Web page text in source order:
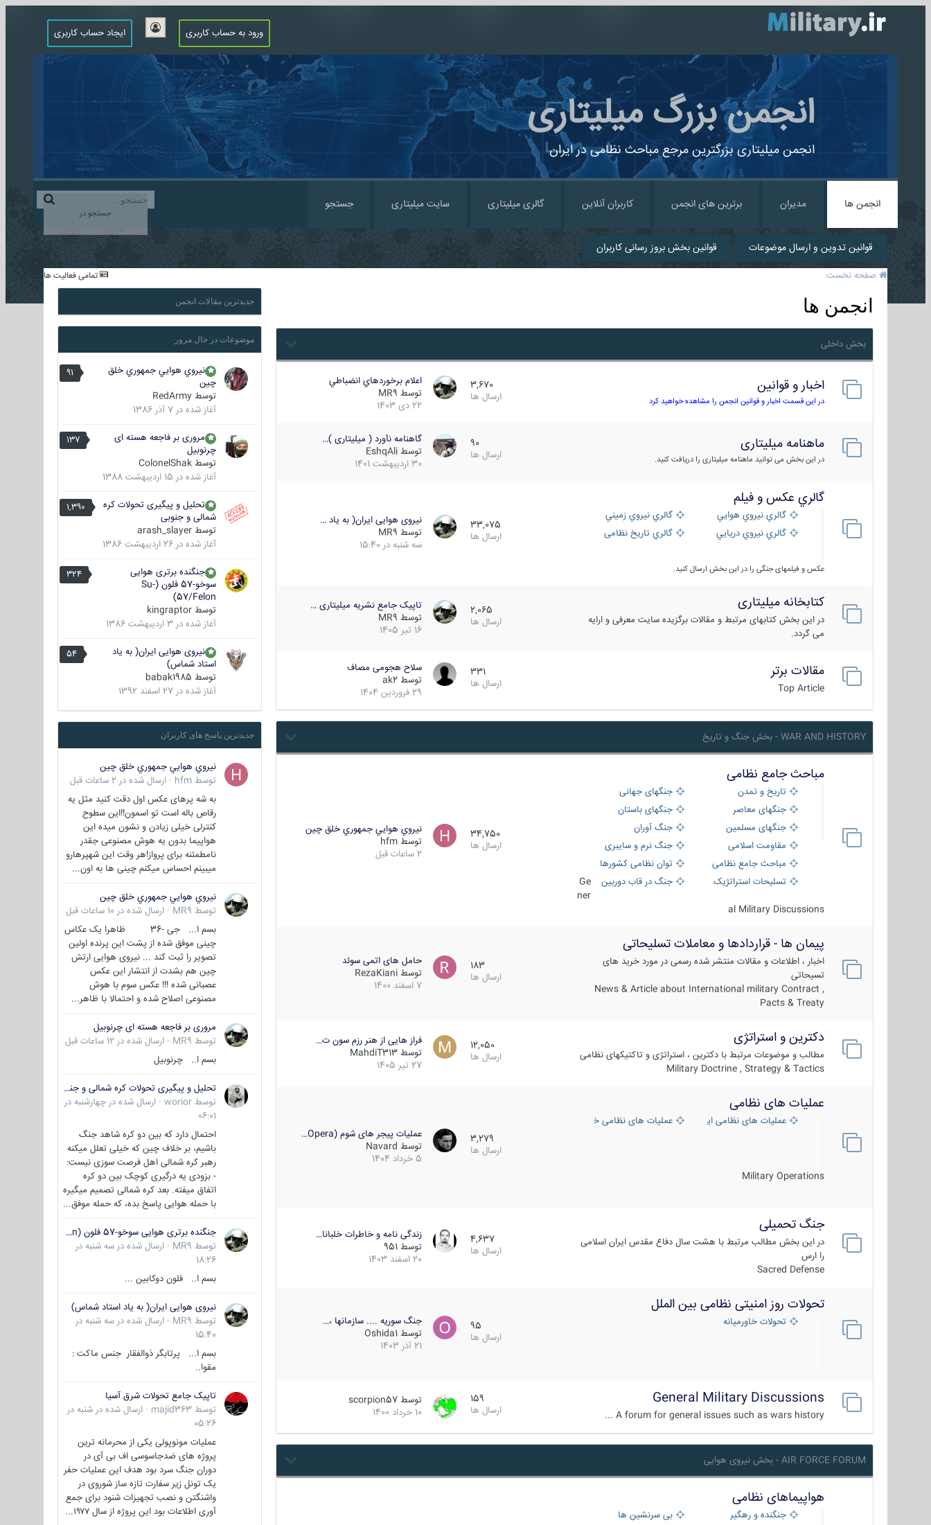
ورود به حساب کاربری ایجاد حساب کاربری
انجمن بزرگ میلیتاری
انجمن میلیتاری بزرگترین مرجع مباحث نظامی در ایران
جستجو در
انجمن ها مدیران برترین های انجمن کاربران آنلاین گالری میلیتاری سایت میلیتاری جستجو
قوانین تدوین و ارسال موضوعات قوانین بخش بروز رسانی کاربران
تمامی فعالیت ها صفحه نخست
انجمن ها
بخش داخلی
اخبار و قوانین
در این قسمت اخبار و قوانین انجمن را مشاهده خواهید کرد
3,670
ارسال ها
اعلام برخوردهاي انضباطي
توسط MR9
22 دی 1403
ماهنامه میلیتاری
در این بخش می توانید ماهنامه میلیتاری را دریافت کنید.
90
ارسال ها
گاهنامه نآورد ( میلیتاری )…
توسط EshqAli
30 اردیبهشت 1401
گالري عكس و فيلم
گالري نيروي هوايي
گالري نيروي زميني
گالري نيروي دريايي
گالري تاریخ نظامی
عکس و فیلمهای جنگی را در این بخش ارسال کنید.
33,075
ارسال ها
نیروی هوایی ایران( به یاد …
توسط MR9
سه شنبه در 15:40
کتابخانه میلیتاری
در این بخش کتابهای مرتبط و مقالات برگزیده سایت معرفی و ارایه
می گردد.
2,065
ارسال ها
تاپیک جامع نشریه میلیتاری …
توسط MR9
16 تیر 1405
مقالات برتر
Top Article
331
ارسال ها
سلاح هجومی مصاف
توسط ak2
29 فروردین 1404
WAR AND HISTORY - بخش جنگ و تاریخ
مباحث جامع نظامی
تاریخ و تمدن
جنگهای جهانی
جنگهای معاصر
جنگهای باستان
جنگهای مسلمین
جنگ آوران
مقاومت اسلامی
جنگ نرم و سایبری
مباحث جامع نظامی
توان نظامی کشورها
تسلیحات استراتژیک
جنگ در قاب دوربین
Ge
ner
al Military Discussions
34,750
ارسال ها
نيروي هوايي جمهوري خلق چين
توسط hfm
2 ساعات قبل
پیمان ها - قراردادها و معاملات تسلیحاتی
اخبار ، اطلاعات و مقالات منتشر شده رسمی در مورد خرید های
تسیحاتی
News & Article about International military Contract ,
Pacts & Treaty
183
ارسال ها
حامل های اتمی سوئد
توسط RezaKiani
7 اسفند 1400
دکترین و استراتژی
مطالب و موضوعات مرتبط با دکترین ، استراتژی و تاکتیکهای نظامی
Military Doctrine , Strategy & Tactics
12,050
ارسال ها
فراز هایی از هنر رزم سون ت…
توسط MahdiT313
27 تیر 1405
عملیات های نظامی
عملیات های نظامی ایران عملیات های نظامی خارجی
Military Operations
3,279
ارسال ها
عملیات پیجر های شوم (Opera…
توسط Navard
5 خرداد 1404
جنگ تحمیلی
در این بخش مطالب مرتبط با هشت سال دفاع مقدس ایران اسلامی
را ارس
Sacred Defense
4,637
ارسال ها
زندگی نامه و خاطرات خلبانا…
توسط 951
20 اسفند 1403
تحولات روز امنیتی نظامی بین الملل
تحولات خاورمیانه
95
ارسال ها
جنگ سوریه .... سازمانها ،…
توسط Oshida1
21 آذر 1403
General Military Discussions
A forum for general issues such as wars history ...
159
ارسال ها
توسط scorpion57
10 خرداد 1400
AIR FORCE FORUM - بخش نیروی هوایی
هواپیماهای نظامی
جنگنده و رهگیر
بی سرنشین ها
جدیدترین مقالات انجمن
موضوعات در حال مرور
91
نيروي هوايي جمهوري خلق
چين
توسط RedArmy
آغاز شده در 7 آذر 1386
137
مروری بر فاجعه هسته ای
چرنوبیل
توسط ColonelShak
آغاز شده در 15 اردیبهشت 1388
1,390
تحلیل و پیگیری تحولات کره
شمالی و جنوبی
توسط arash_slayer
آغاز شده در 26 اردیبهشت 1386
324
جنگنده برتری هوایی
سوخو-57 فلون (Su-
57/Felon)
توسط kingraptor
آغاز شده در 3 اردیبهشت 1386
54
نیروی هوایی ایران( به یاد
استاد شماس)
توسط babak1985
آغاز شده در 27 اسفند 1392
جدیدترین پاسخ های کاربران
نيروي هوايي جمهوري خلق چين
توسط hfm
· ارسال شده در 2 ساعات قبل
به شه پرهای عکس اول دقت کنید مثل یه
رقاص باله است تو اسمون!!این سطوح
کنترلی خیلی زیادن و نشون میده این
هواپیما بدون یه هوش مصنوعی جقدر
نامطمئنه برای پرواز!هر وقت این شهپرهارو
میبینم احساس میکنم چینی ها به اون...
نيروي هوايي جمهوري خلق چين
توسط MR9
· ارسال شده در 10 ساعات قبل
بسم ا... جی -36 ظاهرا یک عکاس
چینی موفق شده از پشت این پرنده اولین
تصویر را ثبت کند ... نیروی هوایی ارتش
چین هم بشدت از انتشار این عکس
عصبانی شده !!! عکس سوم با هوش
مصنوعی اصلاح شده و احتمالا با ظاهر...
مروری بر فاجعه هسته ای چرنوبیل
توسط MR9
· ارسال شده در 12 ساعات قبل
بسم ا.. چرنوبیل
تحلیل و پیگیری تحولات کره شمالی و جنوبی
توسط worior
· ارسال شده در چهارشنبه در
06:01
احتمال دارد که بین دو کره شاهد جنگ
باشیم، بر خلاف چین که خیلی تعلل میکنه
رهبر کره شمالی اهل فرصت سوزی نیست:
- بزودی یه درگیری کوچک بین دو کره
اتفاق میفته. بعد کره شمالی تصمیم میگیره
با حمله هوایی پاسخ بده، که حمله موفق...
جنگنده برتری هوایی سوخو-57 فلون (Su-57/Felon)
توسط MR9
· ارسال شده در سه شنبه در
18:26
بسم ا.. فلون دوکابین ...
نیروی هوایی ایران( به یاد استاد شماس)
توسط MR9
· ارسال شده در سه شنبه در
15:40
بسم ا... پرتابگر ذوالفقار جنس ماکت :
مقوا..
تاپیک جامع تحولات شرق آسیا
توسط majid363
· ارسال شده در شنبه در
05:26
عملیات مونوپولی یکی از محرمانه ترین
پروژه های ضدجاسوسی اف بی آی در
دوران جنگ سرد بود هدف این عملیات حفر
یک تونل زیر سفارت تازه ساز شوروی در
واشنگتن و نصب تجهیزات شنود برای جمع
آوری اطلاعات بود این پروژه از سال ۱۹۷۷...